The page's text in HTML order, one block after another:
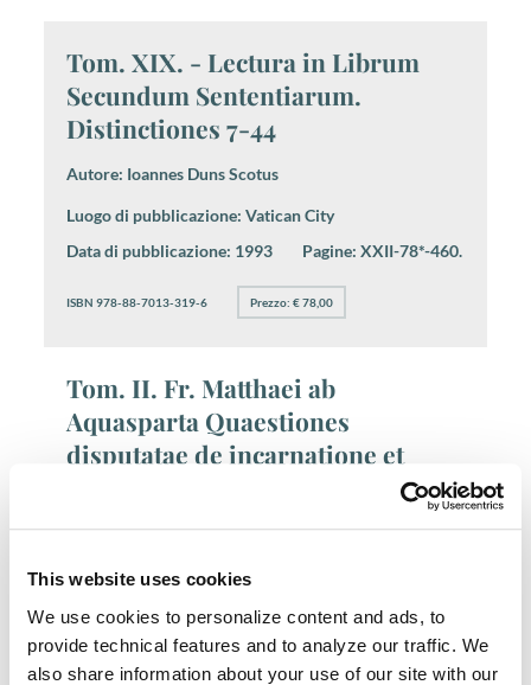
This website uses cookies
We use cookies to personalize content and ads, to
provide technical features and to analyze our traffic. We
also share information about your use of our site with our
Tom. XIX. - Lectura in Librum
Secundum Sententiarum.
Distinctiones 7-44
Autore: Ioannes Duns Scotus
Luogo di pubblicazione: Vatican City
Data di pubblicazione: 1993 Pagine: XXII-78*-460.
ISBN 978-88-7013-319-6 Prezzo: € 78,00
Tom. II. Fr. Matthaei ab
Aquasparta Quaestiones
disputatae de incarnatione et
lapsu aliaeque selectae de Christo
et de Eucharistia, ed. 2a
Luogo di pubblicazione:
Quaracchi
Data di pubblicazione:1957 Pagine:16*-340.